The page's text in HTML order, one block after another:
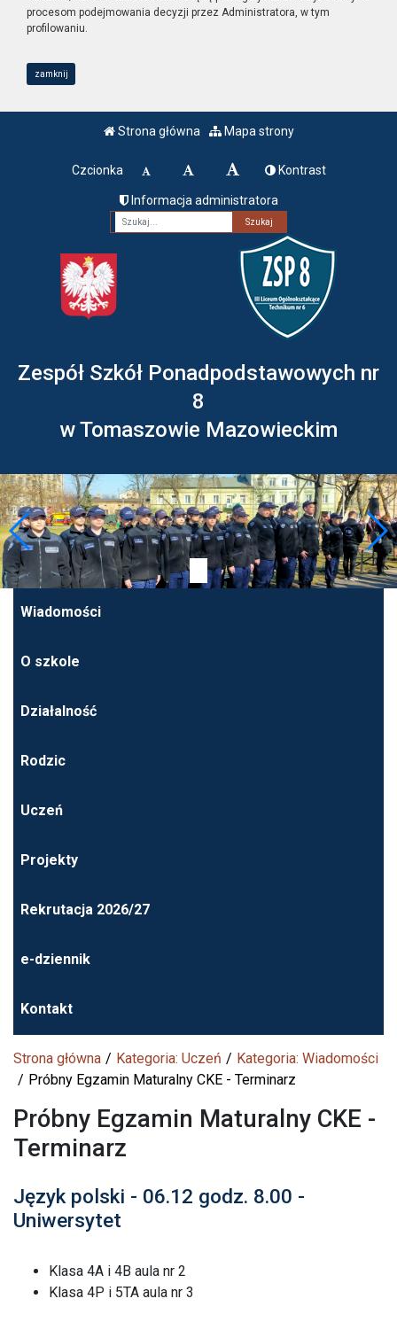
procesom podejmowania decyzji przez Administratora, w tym
profilowaniu.
zamknij
Strona główna Mapa strony
Czcionka Kontrast
Informacja administratora
Fraza
Zespół Szkół Ponadpodstawowych nr
8
w Tomaszowie Mazowieckim
Wiadomości
O szkole
Działalność
Rodzic
Uczeń
Projekty
Rekrutacja 2026/27
e-dziennik
Kontakt
Strona główna Kategoria: Uczeń
Kategoria: Wiadomości
Próbny Egzamin Maturalny CKE - Terminarz
Próbny Egzamin Maturalny CKE -
Terminarz
Język polski - 06.12 godz. 8.00 -
Uniwersytet
Klasa 4A i 4B aula nr 2
Klasa 4P i 5TA aula nr 3